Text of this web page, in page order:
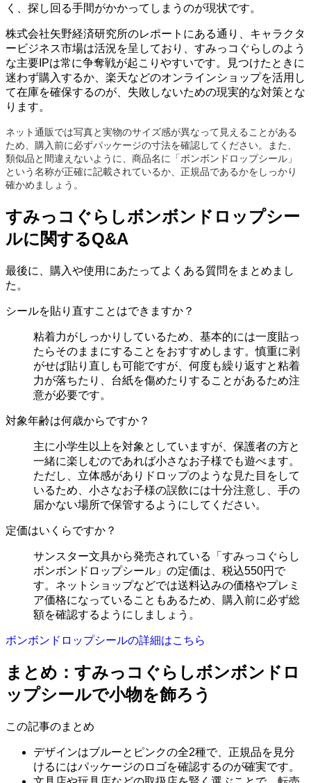
く、探し回る手間がかかってしまうのが現状です。
株式会社矢野経済研究所のレポートにある通り、キャラクタ
ービジネス市場は活況を呈しており、すみっコぐらしのよう
な主要IPは常に争奪戦が起こりやすいです。見つけたときに
迷わず購入するか、楽天などのオンラインショップを活用し
て在庫を確保するのが、失敗しないための現実的な対策とな
ります。
ネット通販では写真と実物のサイズ感が異なって見えることがある
ため、購入前に必ずパッケージの寸法を確認してください。また、
類似品と間違えないように、商品名に「ボンボンドロップシール」
という名称が正確に記載されているか、正規品であるかをしっかり
確かめましょう。
すみっコぐらしボンボンドロップシー
ルに関するQ&A
最後に、購入や使用にあたってよくある質問をまとめまし
た。
シールを貼り直すことはできますか？
粘着力がしっかりしているため、基本的には一度貼っ
たらそのままにすることをおすすめします。慎重に剥
がせば貼り直しも可能ですが、何度も繰り返すと粘着
力が落ちたり、台紙を傷めたりすることがあるため注
意が必要です。
対象年齢は何歳からですか？
主に小学生以上を対象としていますが、保護者の方と
一緒に楽しむのであれば小さなお子様でも遊べます。
ただし、立体感がありドロップのような見た目をして
いるため、小さなお子様の誤飲には十分注意し、手の
届かない場所で保管するようにしてください。
定価はいくらですか？
サンスター文具から発売されている「すみっコぐらし
ボンボンドロップシール」の定価は、税込550円で
す。ネットショップなどでは送料込みの価格やプレミ
ア価格になっていることもあるため、購入前に必ず総
額を確認するようにしましょう。
ボンボンドロップシールの詳細はこちら
まとめ：すみっコぐらしボンボンドロ
ップシールで小物を飾ろう
この記事のまとめ
デザインはブルーとピンクの全2種で、正規品を見分
けるにはパッケージのロゴを確認するのが確実です。